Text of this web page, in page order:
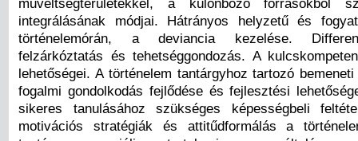
integrálásának módjai. Hátrányos helyzetű és
történelemórán, a deviancia kezelése.
felzárkóztatás és tehetséggondozás. A
lehetőségei. A történelem tantárgyhoz tartozó
fogalmi gondolkodás fejlődése és fejlesztési
sikeres tanulásához szükséges képességbeli
motivációs stratégiák és attitűdformálás a